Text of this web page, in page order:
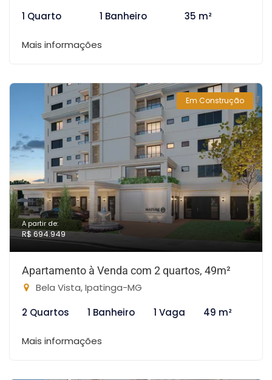
1 Quarto 1 Banheiro 35 m²
Mais informações
Em Construção
A partir de:
R$ 694.949
Apartamento à Venda com 2 quartos, 49m²
Bela Vista, Ipatinga-MG
2 Quartos
1 Banheiro 1 Vaga 49 m²
Mais informações